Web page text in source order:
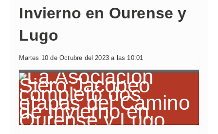
Invierno en Ourense y
Lugo
Martes 10 de Octubre del 2023 a las 10:01